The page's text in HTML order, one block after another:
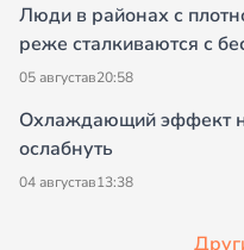
Люди в районах с
реже сталкиваются с
05 августав20:58
Охлаждающий эффект
ослабнуть
04 августав13:38